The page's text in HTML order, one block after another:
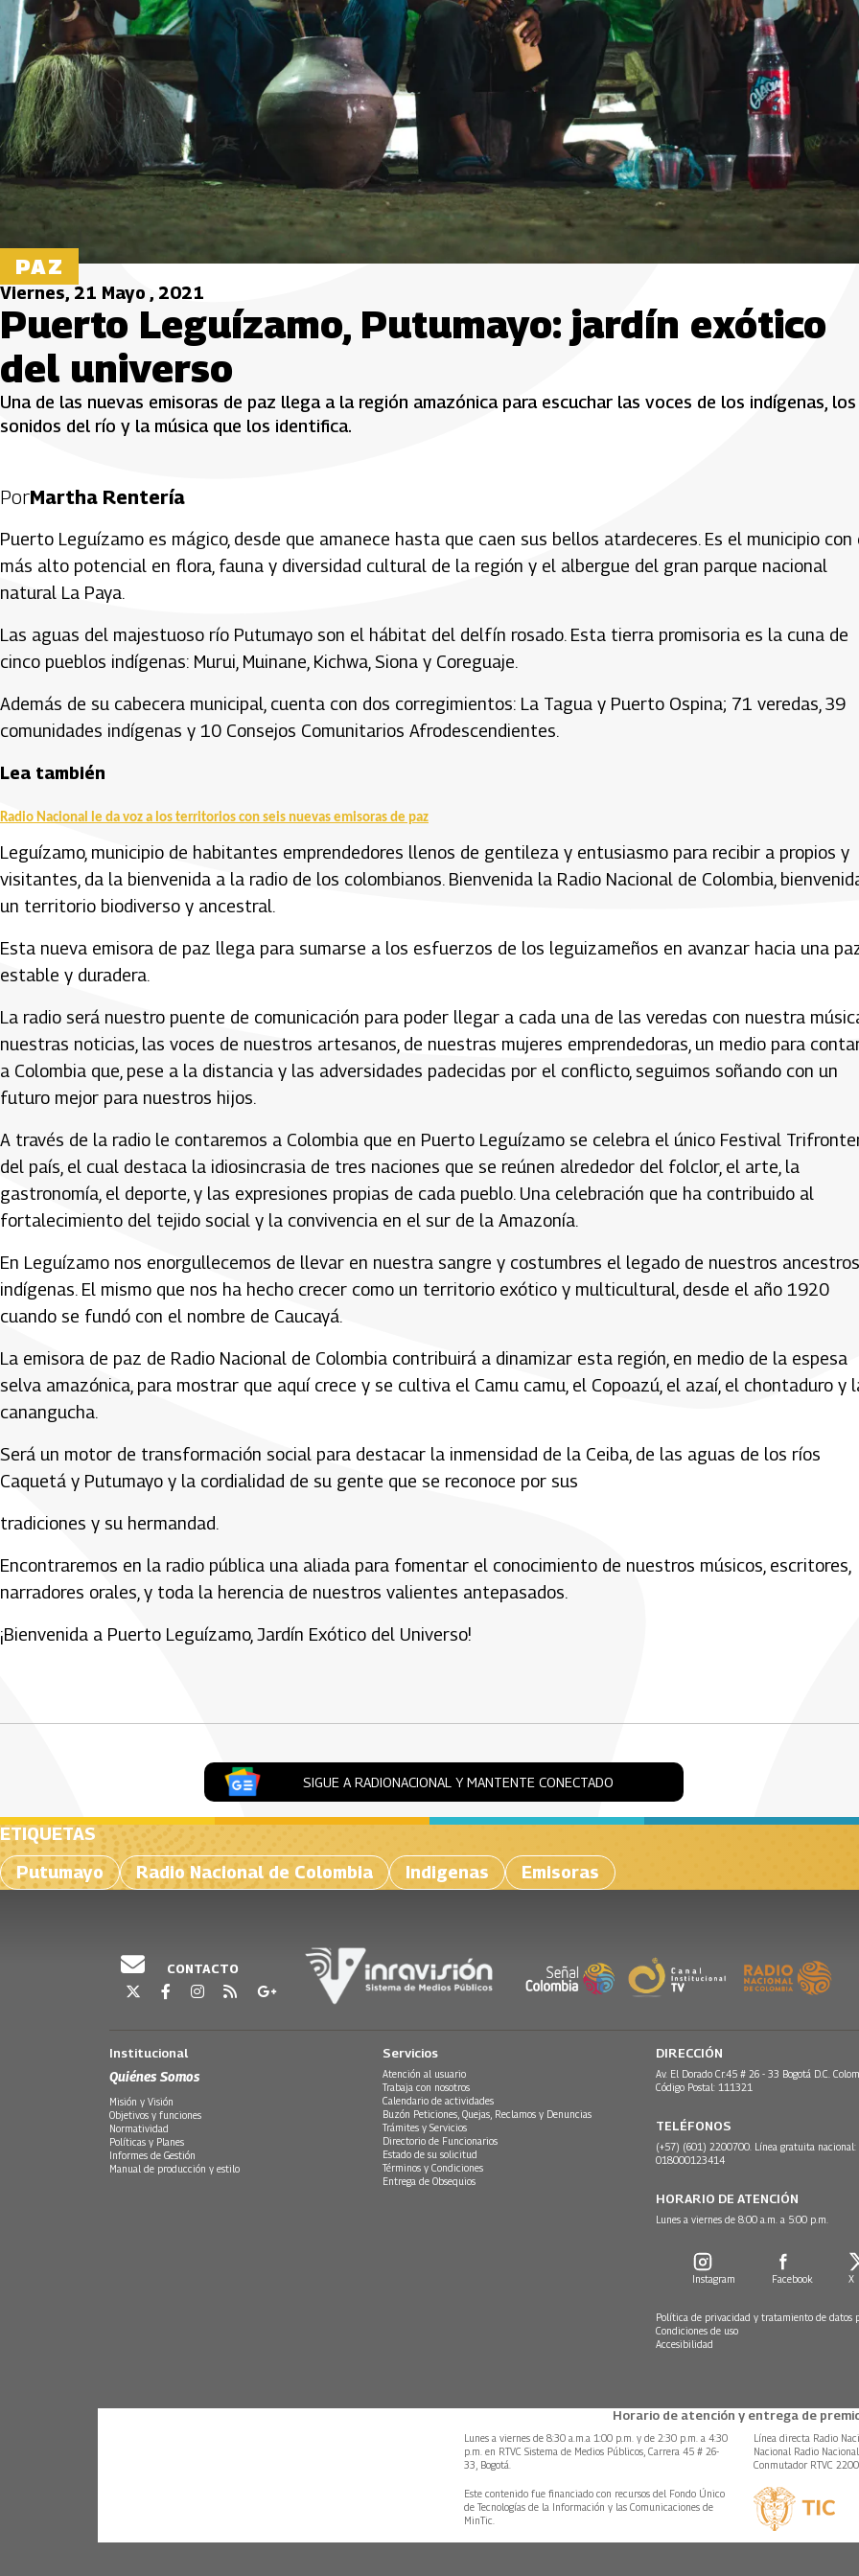
PAZ
Viernes, 21 Mayo , 2021
Puerto Leguízamo, Putumayo: jardín exótico
del universo
Una de las nuevas emisoras de paz llega a la región amazónica para escuchar las voces de los indígenas, los
sonidos del río y la música que los identifica.
PorMartha Rentería
Puerto Leguízamo es mágico, desde que amanece hasta que caen sus bellos atardeceres. Es el municipio con
más alto potencial en flora, fauna y diversidad cultural de la región y el albergue del gran parque nacional
natural La Paya.
Las aguas del majestuoso río Putumayo son el hábitat del delfín rosado. Esta tierra promisoria es la cuna de
cinco pueblos indígenas: Murui, Muinane, Kichwa, Siona y Coreguaje.
Además de su cabecera municipal, cuenta con dos corregimientos: La Tagua y Puerto Ospina; 71 veredas, 39
comunidades indígenas y 10 Consejos Comunitarios Afrodescendientes.
Lea también
Radio Nacional le da voz a los territorios con seis nuevas emisoras de paz
Leguízamo, municipio de habitantes emprendedores llenos de gentileza y entusiasmo para recibir a propios y
visitantes, da la bienvenida a la radio de los colombianos. Bienvenida la Radio Nacional de Colombia,
un territorio biodiverso y ancestral.
Esta nueva emisora de paz llega para sumarse a los esfuerzos de los leguizameños en avanzar hacia una
estable y duradera.
La radio será nuestro puente de comunicación para poder llegar a cada una de las veredas con nuestra
nuestras noticias, las voces de nuestros artesanos, de nuestras mujeres emprendedoras, un medio para
a Colombia que, pese a la distancia y las adversidades padecidas por el conflicto, seguimos soñando con un
futuro mejor para nuestros hijos.
A través de la radio le contaremos a Colombia que en Puerto Leguízamo se celebra el único Festival
del país, el cual destaca la idiosincrasia de tres naciones que se reúnen alrededor del folclor, el arte, la
gastronomía, el deporte, y las expresiones propias de cada pueblo. Una celebración que ha contribuido al
fortalecimiento del tejido social y la convivencia en el sur de la Amazonía.
En Leguízamo nos enorgullecemos de llevar en nuestra sangre y costumbres el legado de nuestros ancestros
indígenas. El mismo que nos ha hecho crecer como un territorio exótico y multicultural, desde el año 1920
cuando se fundó con el nombre de Caucayá.
La emisora de paz de Radio Nacional de Colombia contribuirá a dinamizar esta región, en medio de la espesa
selva amazónica, para mostrar que aquí crece y se cultiva el Camu camu, el Copoazú, el azaí, el chontaduro y
canangucha.
Será un motor de transformación social para destacar la inmensidad de la Ceiba, de las aguas de los ríos
Caquetá y Putumayo y la cordialidad de su gente que se reconoce por sus
tradiciones y su hermandad.
Encontraremos en la radio pública una aliada para fomentar el conocimiento de nuestros músicos, escritores,
narradores orales, y toda la herencia de nuestros valientes antepasados.
¡Bienvenida a Puerto Leguízamo, Jardín Exótico del Universo!
SIGUE A RADIONACIONAL Y MANTENTE CONECTADO
ETIQUETAS
Putumayo
Radio Nacional de Colombia Indigenas Emisoras
CONTACTO
Institucional
Quiénes Somos
Misión y Visión
Objetivos y funciones
Normatividad
Políticas y Planes
Informes de Gestión
Manual de producción y estilo
Servicios
Atención al usuario
Trabaja con nosotros
Calendario de actividades
Buzón Peticiones, Quejas, Reclamos y Denuncias
Trámites y Servicios
Directorio de Funcionarios
Estado de su solicitud
Términos y Condiciones
Entrega de Obsequios
DIRECCIÓN
Av. El Dorado Cr.45 # 26 - 33 Bogotá D.C.
Código Postal: 111321
TELÉFONOS
(+57) (601) 2200700. Línea gratuita nacional:
018000123414
HORARIO DE ATENCIÓN
Lunes a viernes de 8:00 a.m. a 5:00 p.m.
Instagram Facebook X
Política de privacidad y tratamiento de datos
Condiciones de uso
Accesibilidad
Horario de atención y entrega de
Lunes a viernes de 8:30 a.m.a 1:00 p.m. y de 2:30 p.m. a 4:30
p.m. en RTVC Sistema de Medios Públicos, Carrera 45 # 26-
33, Bogotá.
Línea directa Radio
Nacional Radio
Conmutador RTVC
Este contenido fue financiado con recursos del Fondo Único
de Tecnologías de la Información y las Comunicaciones de
MinTic.